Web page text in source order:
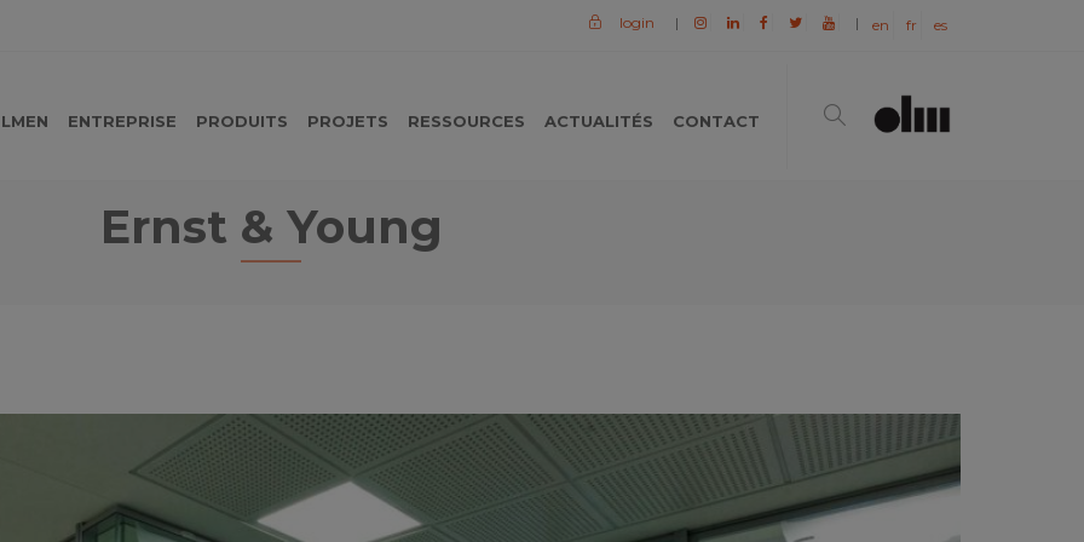
login | | en fr es
ENTREPRISE PRODUITS PROJETS RESSOURCES ACTUALITÉS CONTACT
Ernst & Young